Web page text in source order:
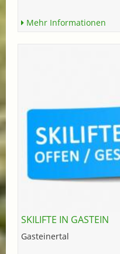
Mehr Informationen
SKILIFTE IN GASTEIN
Gasteinertal